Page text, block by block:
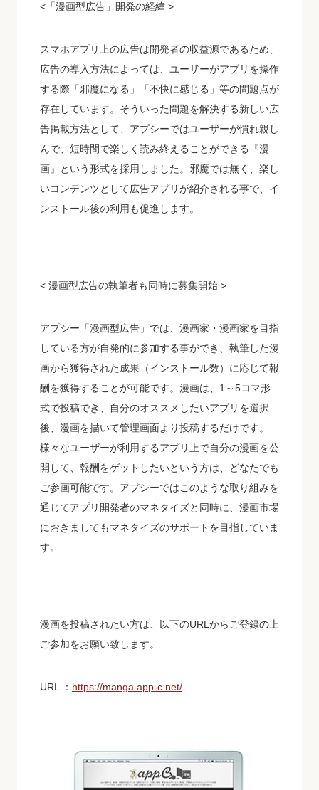
<「漫画型広告」開発の経緯 >
スマホアプリ上の広告は開発者の収益源であるため、
広告の導入方法によっては、ユーザーがアプリを操作
する際「邪魔になる」「不快に感じる」等の問題点が
存在しています。そういった問題を解決する新しい広
告掲載方法として、アプシーではユーザーが慣れ親し
んで、短時間で楽しく読み終えることができる『漫
画』という形式を採用しました。邪魔では無く、楽し
いコンテンツとして広告アプリが紹介される事で、イ
ンストール後の利用も促進します。
< 漫画型広告の執筆者も同時に募集開始 >
アプシー「漫画型広告」では、漫画家・漫画家を目指
している方が自発的に参加する事ができ、執筆した漫
画から獲得された成果（インストール数）に応じて報
酬を獲得することが可能です。漫画は、1～5コマ形
式で投稿でき、自分のオススメしたいアプリを選択
後、漫画を描いて管理画面より投稿するだけです。
様々なユーザーが利用するアプリ上で自分の漫画を公
開して、報酬をゲットしたいという方は、どなたでも
ご参画可能です。アプシーではこのような取り組みを
通じてアプリ開発者のマネタイズと同時に、漫画市場
におきましてもマネタイズのサポートを目指していま
す。
漫画を投稿されたい方は、以下のURLからご登録の上
ご参加をお願い致します。
URL ： https://manga.app-c.net/